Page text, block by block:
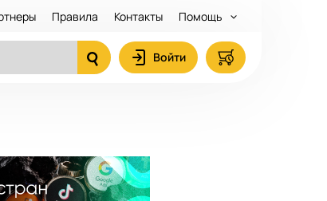
Правила Контакты Помощь
Войти